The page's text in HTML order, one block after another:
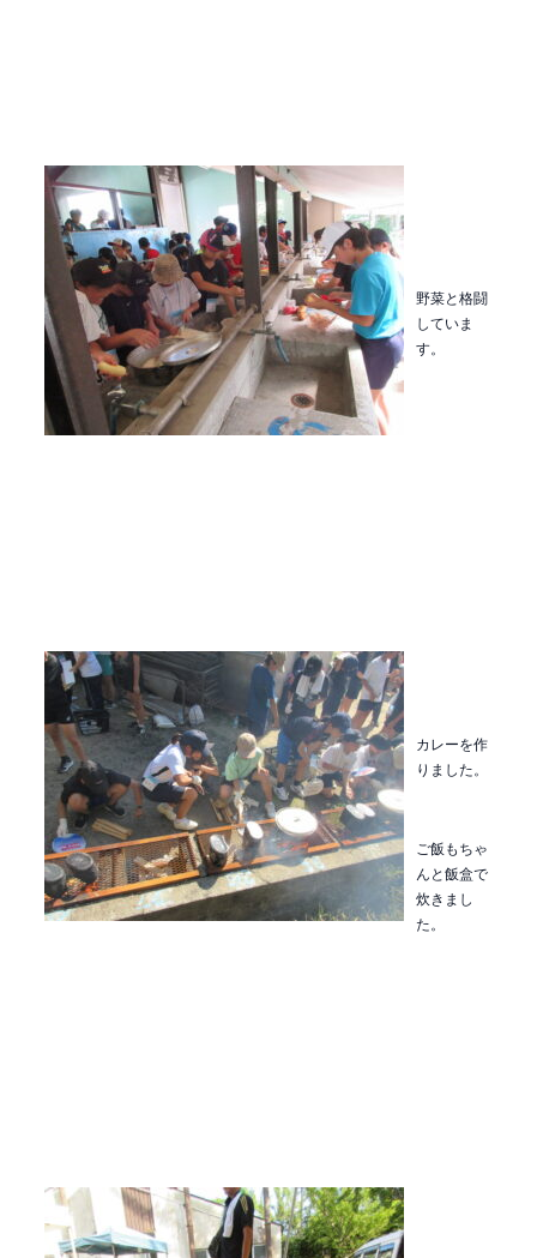
野菜と格闘
していま
す。
カレーを作
りました。
ご飯もちゃ
んと飯盒で
炊きまし
た。